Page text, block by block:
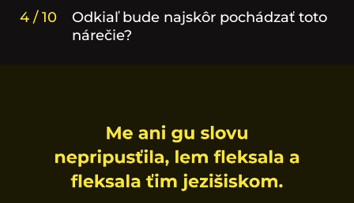
4 / 10
Odkiaľ bude najskôr pochádzať toto
nárečie?